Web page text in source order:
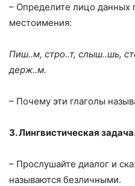
– Определите лицо данных
местоимения:
Пиш..м, стро..т, слыш..шь,
держ..м.
– Почему эти глаголы
3. Лингвистическая
– Прослушайте диалог и
называются безличными.